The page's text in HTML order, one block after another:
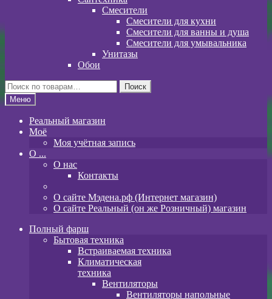
Смесители
Смесители для кухни
Смесители для ванны и душа
Смесители для умывальника
Унитазы
Обои
Искать:
Поиск
Меню
Реальный магазин
Моё
Моя учётная запись
O ...
О нас
Контакты
О сайте Мэдена.рф (Интернет магазин)
О сайте Реальный (он же Розничный) магазин
Полный фарш
Бытовая техника
Встраиваемая техника
Климатическая
техника
Вентиляторы
Вентиляторы напольные